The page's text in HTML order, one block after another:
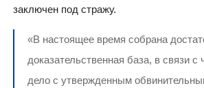
заключен под стражу.
«В настоящее время собрана
доказательственная база, в связи с
дело с утвержденным